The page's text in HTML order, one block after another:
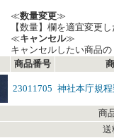
≪数量変更≫
【数量】欄を適宜変更
≪キャンセル≫
キャンセルしたい商品
商品番号
23011705 神社本庁規
商
送